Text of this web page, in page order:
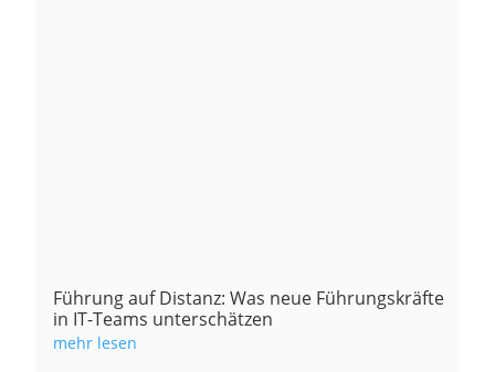
Führung auf Distanz: Was neue Führungskräfte
in IT-Teams unterschätzen
mehr lesen